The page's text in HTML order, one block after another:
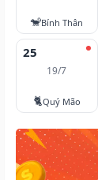
🐒Bính Thân
25
19/7
🐈Quý Mão